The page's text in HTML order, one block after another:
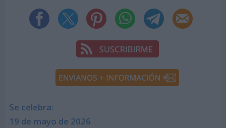
Se celebra:
19 de mayo de 2026